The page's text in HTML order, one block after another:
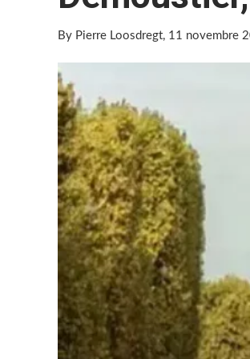
By Pierre Loosdregt, 11 novembre